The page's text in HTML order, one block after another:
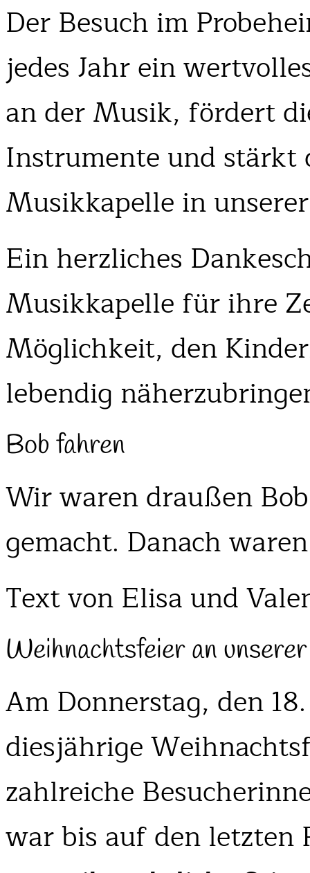
Der Besuch im
jedes Jahr ein
an der Musik, fördert
Instrumente und stärkt
Musikkapelle in
Ein herzliches
Musikkapelle für ihre
Möglichkeit, den
lebendig
Bob fahren
Wir waren draußen
gemacht. Danach
Text von Elisa und
Weihnachtsfeier an
Am Donnerstag, den
diesjährige
zahlreiche
war bis auf den letzten